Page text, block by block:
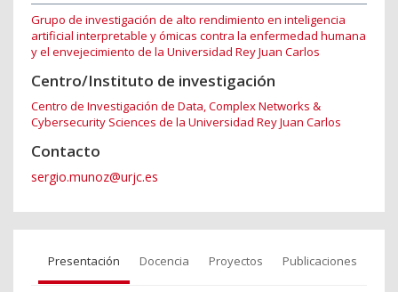
Grupo de investigación de alto rendimiento en inteligencia
artificial interpretable y ómicas contra la enfermedad humana
y el envejecimiento de la Universidad Rey Juan Carlos
Centro/Instituto de investigación
Centro de Investigación de Data, Complex Networks &
Cybersecurity Sciences de la Universidad Rey Juan Carlos
Contacto
sergio.munoz@urjc.es
Presentación Docencia Proyectos Publicaciones